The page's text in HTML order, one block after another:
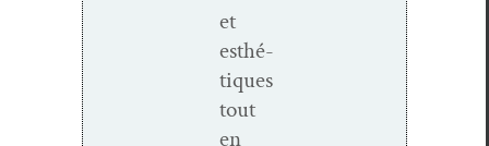
et
esthé­
tiques
tout
en